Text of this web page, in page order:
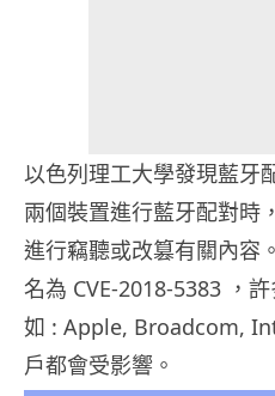
以色列理工大學發現藍牙
兩個裝置進行藍牙配對時
進行竊聽或改篡有關內容
名為 CVE-2018-5383 ，
如 : Apple, Broadcom,
戶都會受影響。